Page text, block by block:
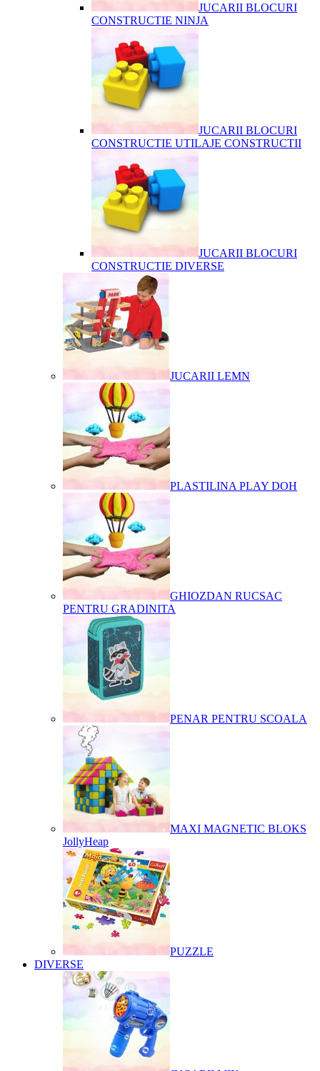
JUCARII BLOCURI
CONSTRUCTIE NINJA
JUCARII BLOCURI
CONSTRUCTIE UTILAJE CONSTRUCTII
JUCARII BLOCURI
CONSTRUCTIE DIVERSE
JUCARII LEMN
PLASTILINA PLAY DOH
GHIOZDAN RUCSAC
PENTRU GRADINITA
PENAR PENTRU SCOALA
MAXI MAGNETIC BLOKS
JollyHeap
PUZZLE
DIVERSE